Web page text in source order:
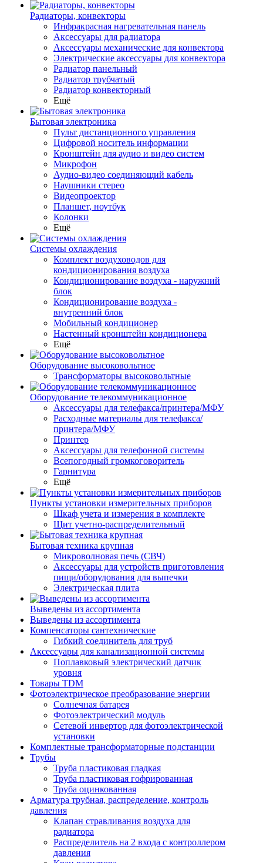
Радиаторы, конвекторы
Инфракрасная нагревательная панель
Аксессуары для радиатора
Аксессуары механические для конвектора
Электрические аксессуары для конвектора
Радиатор панельный
Радиатор трубчатый
Радиатор конвекторный
Ещё
Бытовая электроника
Пульт дистанционного управления
Цифровой носитель информации
Кронштейн для аудио и видео систем
Микрофон
Аудио-видео соединяющий кабель
Наушники стерео
Видеопроектор
Планшет, ноутбук
Колонки
Ещё
Системы охлаждения
Комплект воздуховодов для
кондиционирования воздуха
Кондиционирование воздуха - наружний
блок
Кондиционирование воздуха -
внутренний блок
Мобильный кондиционер
Настенный кронштейн кондиционера
Ещё
Оборудование высоковольтное
Трансформаторы высоковольтные
Оборудование телекоммуникационное
Аксессуары для телефакса/принтера/МФУ
Расходные материалы для телефакса/
принтера/МФУ
Принтер
Аксессуары для телефонной системы
Всепогодный громкоговоритель
Гарнитура
Ещё
Пункты установки измерительных приборов
Шкаф учета и измерения в комплекте
Щит учетно-распределительный
Бытовая техника крупная
Микроволновая печь (СВЧ)
Аксессуары для устройств приготовления
пищи/оборудования для выпечки
Электрическая плита
Выведены из ассортимента
Выведены из ассортимента
Компенсаторы сантехнические
Гибкий соединитель для труб
Аксессуары для канализационной системы
Поплавковый электрический датчик
уровня
Товары TDM
Фотоэлектрическое преобразование энергии
Солнечная батарея
Фотоэлектрический модуль
Сетевой инвертор для фотоэлектрической
установки
Комплектные трансформаторные подстанции
Трубы
Труба пластиковая гладкая
Труба пластиковая гофрированная
Труба оцинкованная
Арматура трубная, распределение, контроль
давления
Клапан стравливания воздуха для
радиатора
Распределитель на 2 входа с контроллером
давления